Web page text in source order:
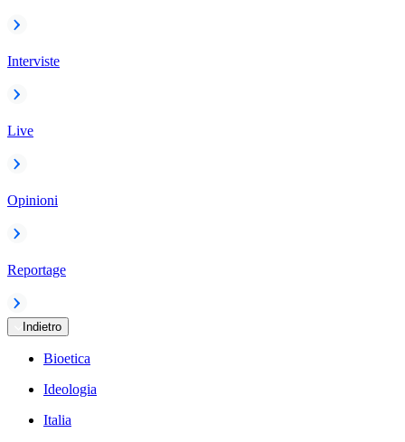
Interviste
Live
Opinioni
Reportage
Indietro
Bioetica
Ideologia
Italia